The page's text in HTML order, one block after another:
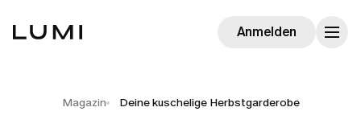
Anmelden
Magazin Deine kuschelige Herbstgarderobe